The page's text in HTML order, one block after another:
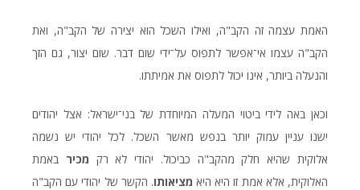
האמת עצמה זה הקב"ה, ואילו השכל הוא יצירה של הקב"ה, ואת
הקב"ה עצמו אי־אפשר לתפוס על־ידי שום דבר. שום יצור, גם הזך
והנעלה ביותר, אינו יכול לתפוס את אמיתתו.
וכאן באה לידי ביטוי המעלה המיוחדת של בני־ישראל: אצל יהודים
ישנו עניין עמוק יותר בנפש מאשר השכל. לכל יהודי יש נשמה
אלוקית שהיא חלק מהקב"ה כביכול. יהודי לא רק מכיר באמת
האלוקית, אלא אמת זו היא היא מציאותו. הקשר של יהודי עם הקב"ה